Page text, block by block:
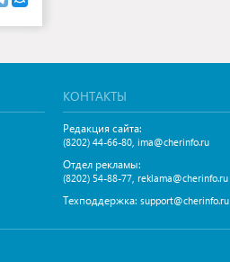
КОНТАКТЫ
Редакция сайта:
(8202) 44-66-80, ima@cherinfo.ru
Отдел рекламы:
(8202) 54-88-77, reklama@cherinfo.ru
Техподдержка: support@cherinfo.ru